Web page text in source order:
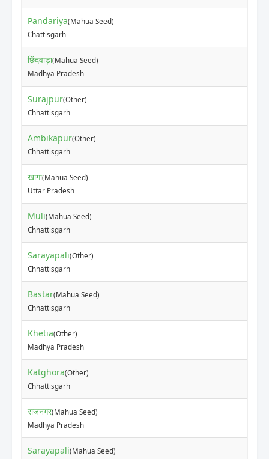
Pandariya(Mahua Seed)
Chattisgarh
छिंदवाड़ा(Mahua Seed)
Madhya Pradesh
Surajpur(Other)
Chhattisgarh
Ambikapur(Other)
Chhattisgarh
खागा(Mahua Seed)
Uttar Pradesh
Muli(Mahua Seed)
Chhattisgarh
Sarayapali(Other)
Chhattisgarh
Bastar(Mahua Seed)
Chhattisgarh
Khetia(Other)
Madhya Pradesh
Katghora(Other)
Chhattisgarh
राजनगर(Mahua Seed)
Madhya Pradesh
Sarayapali(Mahua Seed)